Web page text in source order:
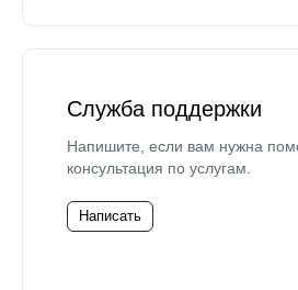
Служба поддержки
Напишите, если вам нужна
консультация по услугам.
Написать